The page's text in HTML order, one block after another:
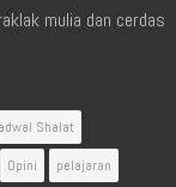
mulia dan cerdas
Shalat
Opini pelajaran